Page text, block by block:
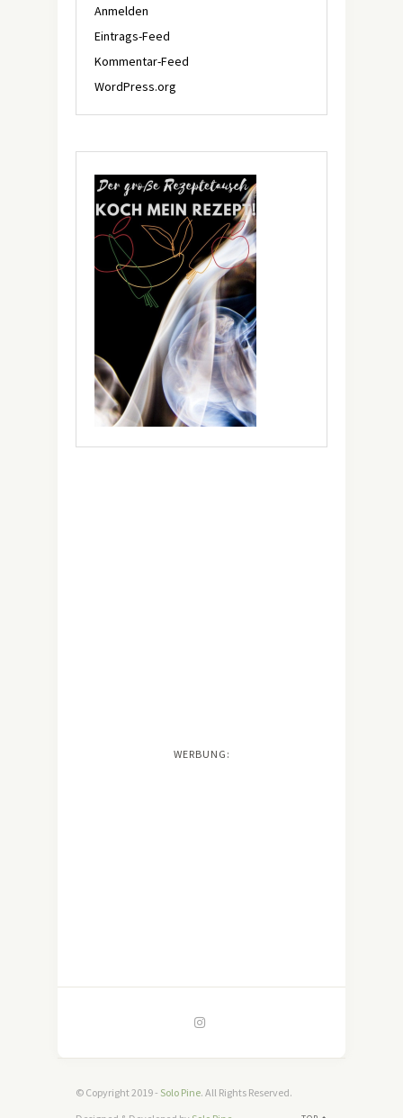
Anmelden
Eintrags-Feed
Kommentar-Feed
WordPress.org
WERBUNG:
© Copyright 2019 - Solo Pine. All Rights Reserved.